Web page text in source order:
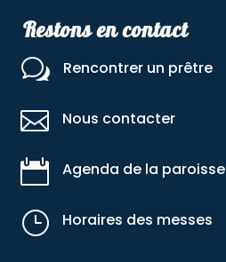
Restons en contact
w Rencontrer un prêtre
 Nous contacter
 Agenda de la paroisse
} Horaires des messes